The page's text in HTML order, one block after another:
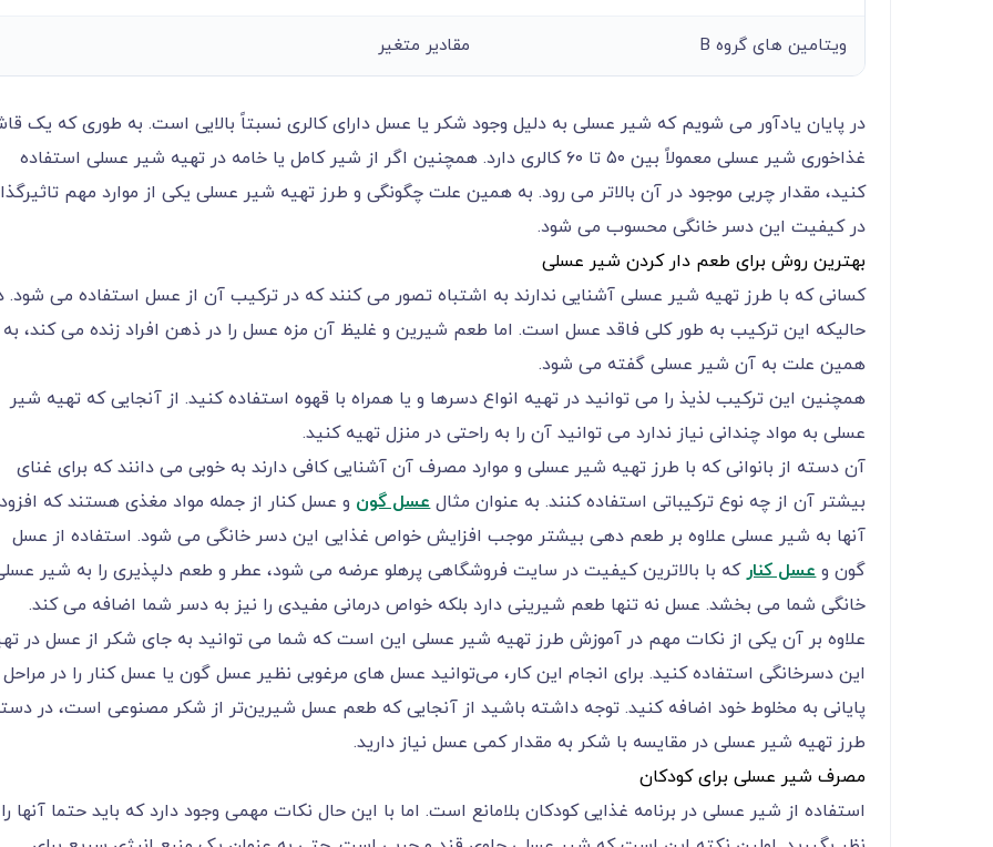
ویتامین های گروه B مقادیر متغیر
در پایان یادآور می شویم که شیر عسلی به دلیل وجود شکر یا عسل دارای کالری نسبتاً بالایی است. به طوری که یک
غذاخوری شیر عسلی معمولاً بین ۵۰ تا ۶۰ کالری دارد. همچنین اگر از شیر کامل یا خامه در تهیه شیر عسلی استفاده
کنید، مقدار چربی موجود در آن بالاتر می رود. به همین علت چگونگی و طرز تهیه شیر عسلی یکی از موارد مهم
در کیفیت این دسر خانگی محسوب می شود.
بهترین روش برای طعم دار کردن شیر عسلی
کسانی که با طرز تهیه شیر عسلی آشنایی ندارند به اشتباه تصور می کنند که در ترکیب آن از عسل استفاده می شود.
حالیکه این ترکیب به طور کلی فاقد عسل است. اما طعم شیرین و غلیظ آن مزه عسل را در ذهن افراد زنده می کند، به
همین علت به آن شیر عسلی گفته می شود.
همچنین این ترکیب لذیذ را می توانید در تهیه انواع دسرها و یا همراه با قهوه استفاده کنید. از آنجایی که تهیه شیر
عسلی به مواد چندانی نیاز ندارد می توانید آن را به راحتی در منزل تهیه کنید.
آن دسته از بانوانی که با طرز تهیه شیر عسلی و موارد مصرف آن آشنایی کافی دارند به خوبی می دانند که برای غنای
بیشتر آن از چه نوع ترکیباتی استفاده کنند. به عنوان مثالعسل گون و عسل کنار از جمله مواد مغذی هستند که
آنها به شیر عسلی علاوه بر طعم دهی بیشتر موجب افزایش خواص غذایی این دسر خانگی می شود. استفاده از عسل
گون وعسل کنار که با بالاترین کیفیت در سایت فروشگاهی پرهلو عرضه می شود، عطر و طعم دلپذیری را به شیر
خانگی شما می بخشد. عسل نه تنها طعم شیرینی دارد بلکه خواص درمانی مفیدی را نیز به دسر شما اضافه می کند.
علاوه بر آن یکی از نکات مهم در آموزش طرز تهیه شیر عسلی این است که شما می توانید به جای شکر از عسل در
این دسرخانگی استفاده کنید. برای انجام این کار، می‌توانید عسل های مرغوبی نظیر عسل گون یا عسل کنار را در مراحل
پایانی به مخلوط خود اضافه کنید. توجه داشته باشید از آنجایی که طعم عسل شیرین‌تر از شکر مصنوعی است، در
طرز تهیه شیر عسلی در مقایسه با شکر به مقدار کمی عسل نیاز دارید.
مصرف شیر عسلی برای کودکان
استفاده از شیر عسلی در برنامه غذایی کودکان بلامانع است. اما با این حال نکات مهمی وجود دارد که باید حتما آنها